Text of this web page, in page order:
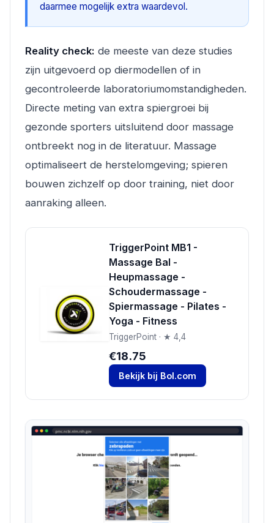
daarmee mogelijk extra waardevol.
Reality check: de meeste van deze studies
zijn uitgevoerd op diermodellen of in
gecontroleerde laboratoriumomstandigheden.
Directe meting van extra spiergroei bij
gezonde sporters uitsluitend door massage
ontbreekt nog in de literatuur. Massage
optimaliseert de herstelomgeving; spieren
bouwen zichzelf op door training, niet door
aanraking alleen.
TriggerPoint MB1 -
Massage Bal -
Heupmassage -
Schoudermassage -
Spiermassage - Pilates -
Yoga - Fitness
TriggerPoint · ★ 4,4
€18.75
Bekijk bij Bol.com